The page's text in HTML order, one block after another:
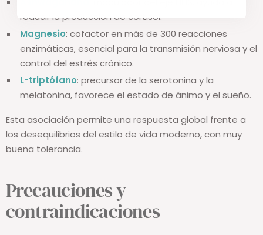
reducir la producción de cortisol.
Magnesio
: cofactor en más de 300 reacciones
enzimáticas, esencial para la transmisión nerviosa y el
control del estrés crónico.
L-triptófano: precursor de la serotonina y la
melatonina, favorece el estado de ánimo y el sueño.
Esta asociación permite una respuesta global frente a
los desequilibrios del estilo de vida moderno, con muy
Precauciones y
contraindicaciones